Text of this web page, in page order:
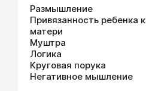
Размышление
Привязанность ребенка к
матери
Муштра
Логика
Круговая порука
Негативное мышление